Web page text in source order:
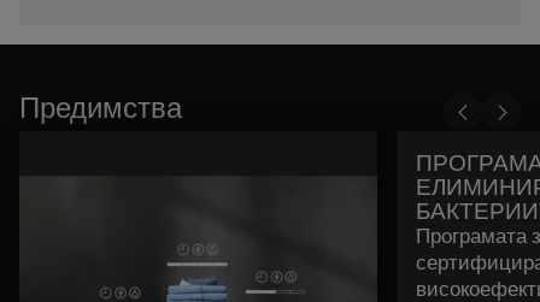
Предимства
Програмата